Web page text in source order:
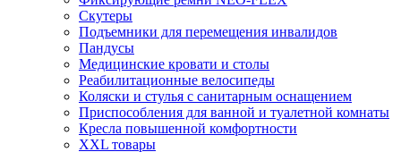
Скутеры
Подъемники для перемещения инвалидов
Пандусы
Медицинские кровати и столы
Реабилитационные велосипеды
Коляски и стулья с санитарным оснащением
Приспособления для ванной и туалетной комнаты
Кресла повышенной комфортности
XXL товары